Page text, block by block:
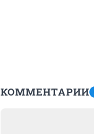
КОММЕНТАРИИ